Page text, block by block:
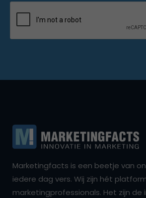
Marketingfacts is een beetje van
iedere dag vers. Wij zijn hét
marketingprofessionals. Het zijn de